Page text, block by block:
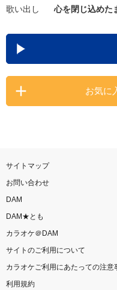
DAMの新
カラオケ
歌い出し
心を閉じ込めた
お気に
サイトマップ
お問い合わせ
DAM
DAM★とも
カラオケ＠DAM
サイトのご利用について
カラオケご利用にあたっての注意
利用規約